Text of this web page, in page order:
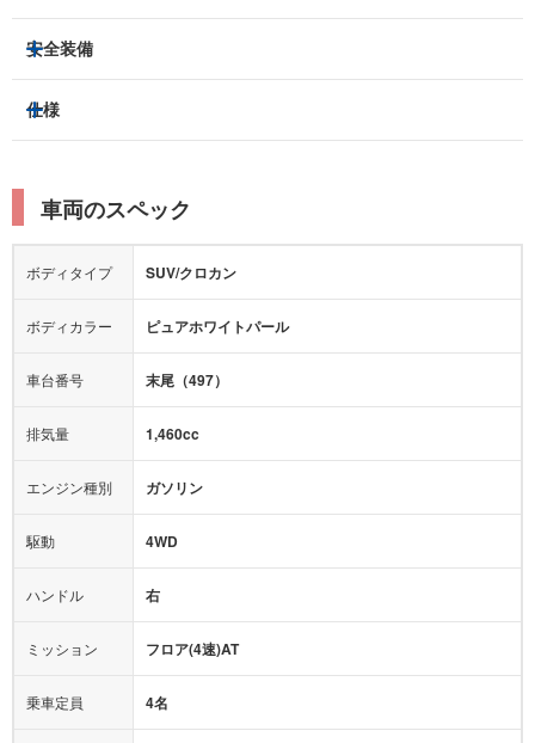
アルミホイール：18インチ
サンルーフ/ガラスルーフ
ルーフレール
エアロパーツ
ローダウン
3列シート
ベンチシート
パワーシート
シートヒーター
カーナビ：-
ミュージックプレイヤー接続可
後席モニター
安全装備
トラクションコントロール
レーンキープアシスト
横滑り防止装置
衝突被害軽減プレーキ
カメラ：-
エアバッグ：
運転席 助手席 サイド カーテン
衝撃緩和ヘッドレスト
サポカー
アダプティブクルーズコントロール
ヒルディセントコントロール
オートマチックハイビーム
仕様
車両のスペック
ボディタイプ SUV/クロカン
ボディカラー ピュアホワイトパール
車台番号 末尾（497）
排気量 1,460cc
エンジン種別 ガソリン
駆動 4WD
ハンドル 右
ミッション フロア(4速)AT
乗車定員 4名